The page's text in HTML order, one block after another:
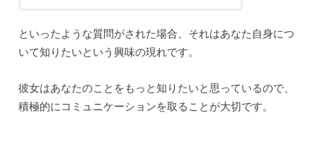
といったような質問がされた場合、それはあなた自身につ
いて知りたいという興味の現れです。
彼女はあなたのことをもっと知りたいと思っているので、
積極的にコミュニケーションを取ることが大切です。